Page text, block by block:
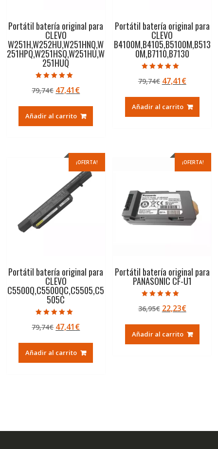
Portátil batería original para
CLEVO
W251H,W252HU,W251HNQ,W
251HPQ,W251HSQ,W251HU,W
251HUQ
5.00
de 5
79,74€ El
original
era:
47,41€El
actual
es:
Añadir al carrito
Portátil batería original para
CLEVO
B4100M,B4105,B5100M,B513
0M,B7110,B7130
5.00
de 5
79,74€ El
original
era:
47,41€El
actual
es:
Añadir al carrito
¡OFERTA!
Portátil batería original para
CLEVO
C5500Q,C5500QC,C5505,C5
505C
5.00
de 5
79,74€ El
original
era:
47,41€El
actual
es:
Añadir al carrito
¡OFERTA!
Portátil batería original para
PANASONIC CF-U1
5.00
de 5
36,95€ El
original
era:
22,23€El
actual
es:
Añadir al carrito